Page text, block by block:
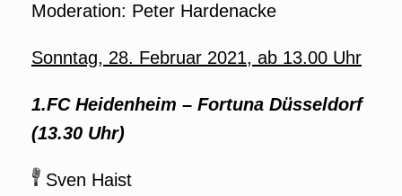
Moderation: Peter Hardenacke
Sonntag, 28. Februar 2021, ab 13.00 Uhr
1.FC Heidenheim – Fortuna Düsseldorf
(13.30 Uhr)
Sven Haist